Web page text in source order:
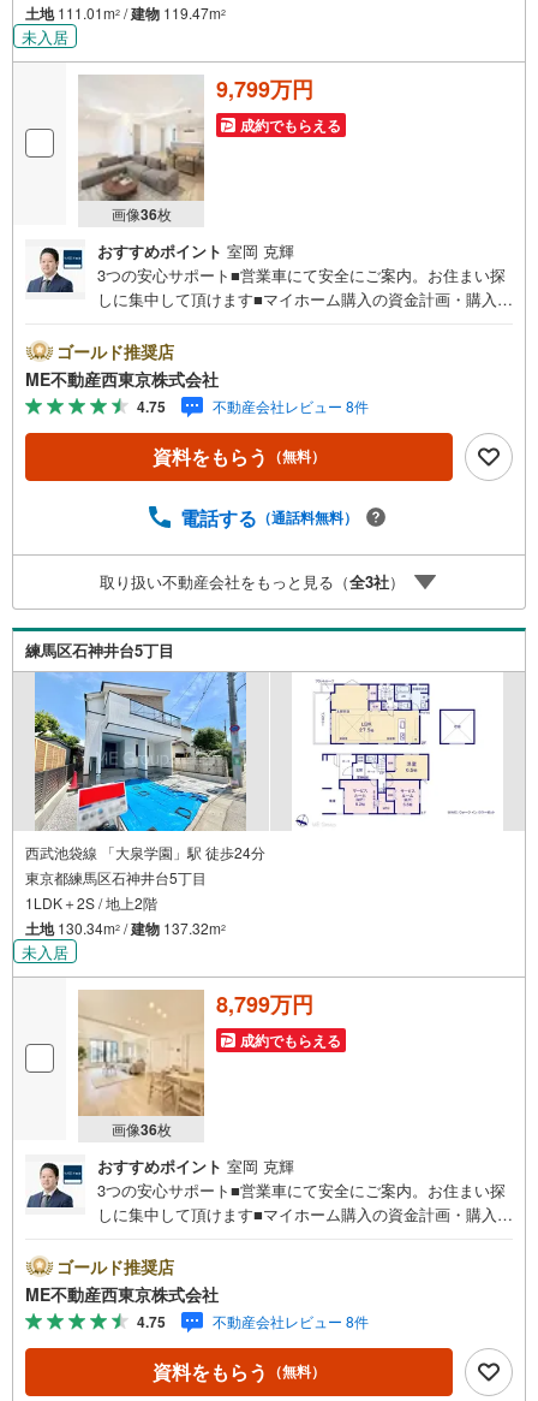
土地111.01m2 /建物 119.47m2
未入居
画像36枚
9,799万円
成約でもらえる
おすすめポイント 室岡 克輝
3つの安心サポート■営業車にて安全にご案内。お住まい探
しに集中して頂けます■マイホーム購入の資金計画・購入か
どんなに信用のある建築会社でもご自分の目で確認するこ
とは重要ですよね。特殊機材を使用し物件状態を調査致し
ますご来店特典■FP相談キャッシュフローの作成無料でで
きます■未公開の物件情報をご紹介■弊社仲介にてご契約頂
くと1万円から最大10万円のご紹介料をお支払い！詳しくは
スタッフ迄 都内有数の1棟ビル大型店舗開店！■西武新宿線
う方はご自宅へ『無料送迎サービス』実施しております！■
ー、紙おむつ、アメニティ、大型個室ブース4部屋、各ブー
スモニター等完備しております！
ゴールド推奨店
ME不動産西東京株式会社
4.75 不動産会社レビュー 8件
資料をもらう （無料）
電話する （通話料無料）
取り扱い不動産会社をもっと見る（全3社）
練馬区石神井台5丁目
西武池袋線 「大泉学園」駅 徒歩24分
東京都練馬区石神井台5丁目
1LDK＋2S / 地上2階
土地130.34m2 /建物 137.32m2
未入居
画像36枚
8,799万円
成約でもらえる
おすすめポイント 室岡 克輝
3つの安心サポート■営業車にて安全にご案内。お住まい探
しに集中して頂けます■マイホーム購入の資金計画・購入か
どんなに信用のある建築会社でもご自分の目で確認するこ
とは重要ですよね。特殊機材を使用し物件状態を調査致し
ますご来店特典■FP相談キャッシュフローの作成無料でで
きます■未公開の物件情報をご紹介■弊社仲介にてご契約頂
くと1万円から最大10万円のご紹介料をお支払い！詳しくは
スタッフ迄 都内有数の1棟ビル大型店舗開店！■西武新宿線
ゴールド推奨店
ME不動産西東京株式会社
4.75 不動産会社レビュー 8件
資料をもらう （無料）